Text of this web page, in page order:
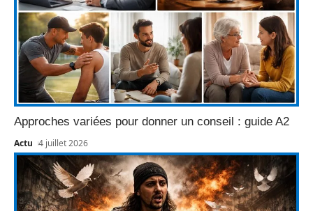
Approches variées pour donner un conseil : guide A2
Actu 4 juillet 2026